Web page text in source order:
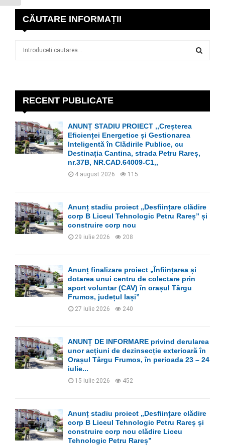
CĂUTARE INFORMAȚII
r
:
E
A
C
RECENT PUBLICATE
ANUNȚ STADIU PROIECT ,,Creșterea
Eficienței Energetice și Gestionarea
Inteligentă în Clădirile Publice, cu
Destinația Cantina, strada Petru Rareș,
nr.37B, NR.CAD.64009-C1,,
4 august 2026 115
Anunț stadiu proiect „Desființare clădire
corp B Liceul Tehnologic Petru Rareș” și
construire corp nou
29 iulie 2026 208
Anunț finalizare proiect „Înființarea și
dotarea unui centru de colectare prin
aport voluntar (CAV) în orașul Târgu
Frumos, județul Iași”
27 iulie 2026 240
ANUNȚ DE INFORMARE privind derularea
unor acțiuni de dezinsecție exterioară în
Orașul Târgu Frumos, în perioada 23 – 24
iulie...
15 iulie 2026 452
Anunț stadiu proiect „Desființare clădire
corp B Liceul Tehnologic Petru Rareș și
construire corp nou clădire Liceu
Tehnologic Petru Rareș”